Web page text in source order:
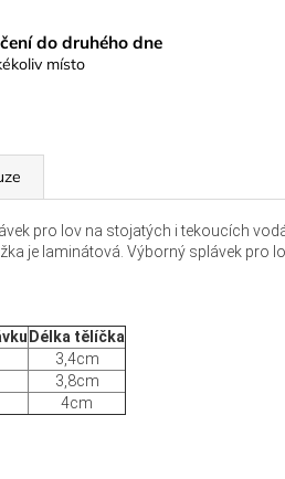
do druhého dne
místo
pro lov na stojatých i tekoucích
je laminátová. Výborný splávek pro
Délka tělíčka
3,4cm
3,8cm
4cm